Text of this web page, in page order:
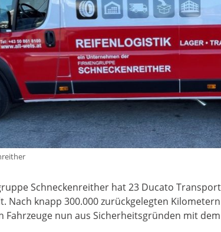
Schneckenreither hat 23 Ducato
Nach knapp 300.000 zurückgelegten
Fahrzeuge nun aus Sicherheitsgründen mit